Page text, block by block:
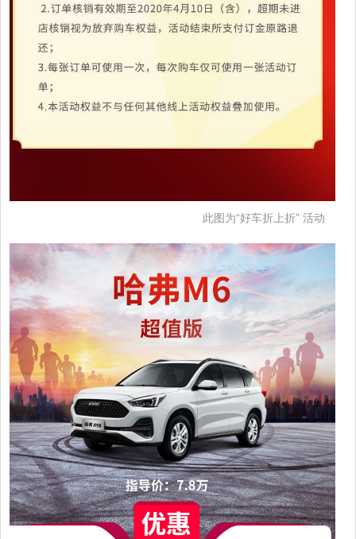
此图为“好车折上折” 活动